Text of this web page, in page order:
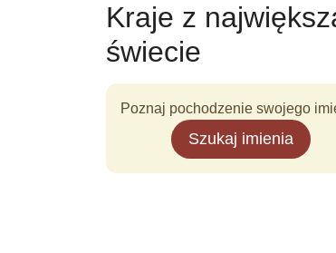
Kraje z
świecie
Poznaj pochodzenie swojego
Szukaj imienia